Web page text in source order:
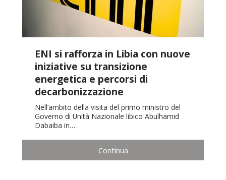
ENI si rafforza in Libia con nuove
iniziative su transizione
energetica e percorsi di
decarbonizzazione
Nell’ambito della visita del primo ministro del
Governo di Unità Nazionale libico Abulhamid
Dabaiba in…
Continua